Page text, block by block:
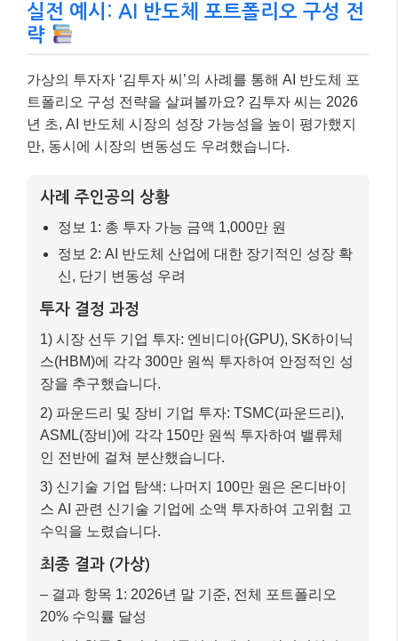
실전 예시: AI 반도체 포트폴리오 구성 전
략
가상의 투자자 ‘김투자 씨’의 사례를 통해 AI 반도체 포
트폴리오 구성 전략을 살펴볼까요? 김투자 씨는 2026
년 초, AI 반도체 시장의 성장 가능성을 높이 평가했지
만, 동시에 시장의 변동성도 우려했습니다.
사례 주인공의 상황
정보 1: 총 투자 가능 금액 1,000만 원
정보 2: AI 반도체 산업에 대한 장기적인 성장 확
신, 단기 변동성 우려
투자 결정 과정
1) 시장 선두 기업 투자: 엔비디아(GPU), SK하이닉
스(HBM)에 각각 300만 원씩 투자하여 안정적인 성
장을 추구했습니다.
2) 파운드리 및 장비 기업 투자: TSMC(파운드리),
ASML(장비)에 각각 150만 원씩 투자하여 밸류체
인 전반에 걸쳐 분산했습니다.
3) 신기술 기업 탐색: 나머지 100만 원은 온디바이
스 AI 관련 신기술 기업에 소액 투자하여 고위험 고
수익을 노렸습니다.
최종 결과 (가상)
– 결과 항목 1: 2026년 말 기준, 전체 포트폴리오
20% 수익률 달성